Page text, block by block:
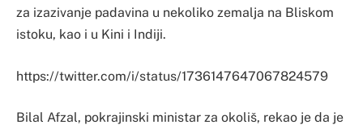
za izazivanje padavina u nekoliko zemalja na Bliskom
istoku, kao i u Kini i Indiji.
https://twitter.com/i/status/1736147647067824579
Bilal Afzal, pokrajinski ministar za okoliš, rekao je da je